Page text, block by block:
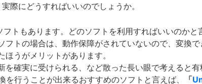
際にどうすればいいのでしょうか。
トもあります。どのソフトを利用すればいいのかと
トの場合は、動作保障がされていないので、変換
うがメリットがあります。
確実に受けられる、など散った長い眼で考えると
行うことが出来るおすすめのソフトと言えば、
「